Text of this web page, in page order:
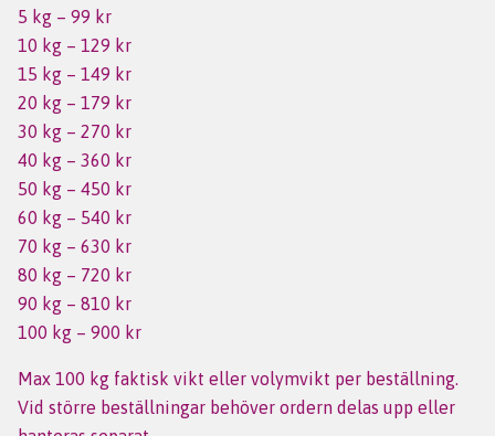
5 kg – 99 kr
10 kg – 129 kr
15 kg – 149 kr
20 kg – 179 kr
30 kg – 270 kr
40 kg – 360 kr
50 kg – 450 kr
60 kg – 540 kr
70 kg – 630 kr
80 kg – 720 kr
90 kg – 810 kr
100 kg – 900 kr
Max 100 kg faktisk vikt eller volymvikt per beställning.
Vid större beställningar behöver ordern delas upp eller